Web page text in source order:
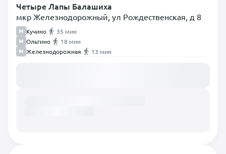
Четыре Лапы Балашиха
мкр Железнодорожный, ул Рождественская, д 8
Кучино
35 мин
Ольгино
18 мин
Железнодорожная
13 мин